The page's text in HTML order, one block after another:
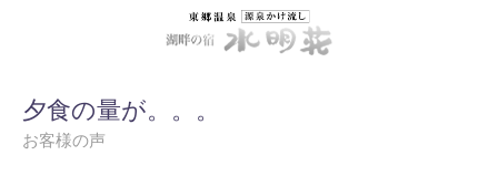
夕食の量が。。。
お客様の声